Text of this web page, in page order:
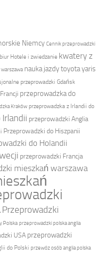
Niemcy Cennik przeprowadzki
Hotele i zwiedzanie kwatery z
warszawa nauka jazdy toyota yaris
przeprowadzki Gdańsk
przeprowadzka do
Kraków przeprowadzka z Irlandii do
przeprowadzki Anglia
Przeprowadzki do Hiszpanii
do Holandii
przeprowadzki Francja
mieszkań warszawa
Przeprowadzki
Polska przeprowadzki polska anglia
USA przeprowadzki
do Polski przewóz osób anglia polska